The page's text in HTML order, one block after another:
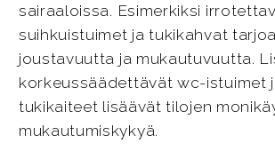
sairaaloissa. Esimerkiksi
suihkuistuimet ja tukikahvat
joustavuutta ja mukautuvuutta.
korkeussäädettävät wc-istuimet
tukikaiteet lisäävät tilojen
mukautumiskykyä.